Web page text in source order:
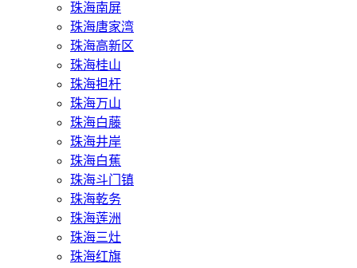
珠海南屏
珠海唐家湾
珠海高新区
珠海桂山
珠海担杆
珠海万山
珠海白藤
珠海井岸
珠海白蕉
珠海斗门镇
珠海乾务
珠海莲洲
珠海三灶
珠海红旗